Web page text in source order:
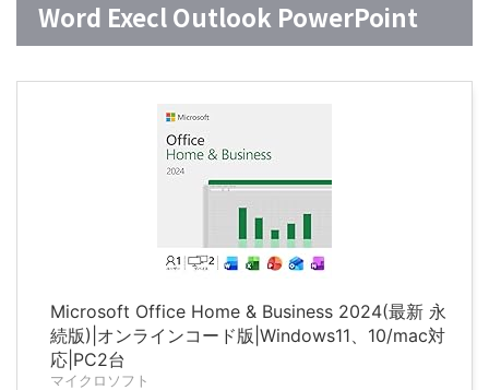
Word Execl Outlook PowerPoint
Microsoft Office Home & Business 2024(最新 永
続版)|オンラインコード版|Windows11、10/mac対
応|PC2台
マイクロソフト